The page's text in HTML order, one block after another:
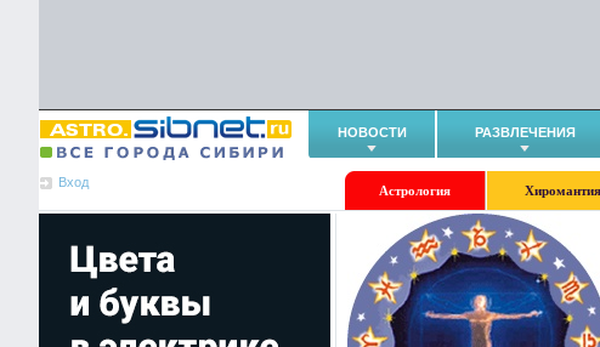
НОВОСТИ РАЗВЛЕЧЕНИЯ
Вход
Астрология Хиромантия